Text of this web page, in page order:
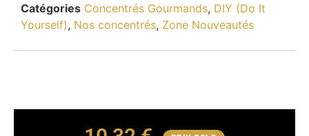
Catégories Concentrés Gourmands, DIY (Do It
Yourself), Nos concentrés, Zone Nouveautés